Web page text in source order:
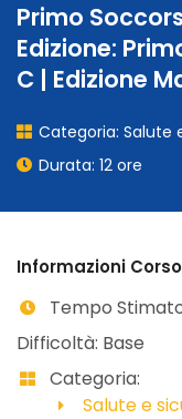
Primo
Edizione:
C | Edizione
Categoria: Salute
Durata: 12 ore
Informazioni Corso
Tempo
Difficoltà: Base
Categoria:
Salute e